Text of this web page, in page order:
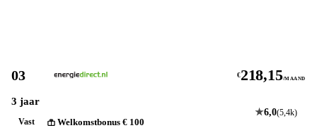
03
3 jaar
Vast Welkomstbonus € 100
★6,0(5,4k)
€218,15/MAAND